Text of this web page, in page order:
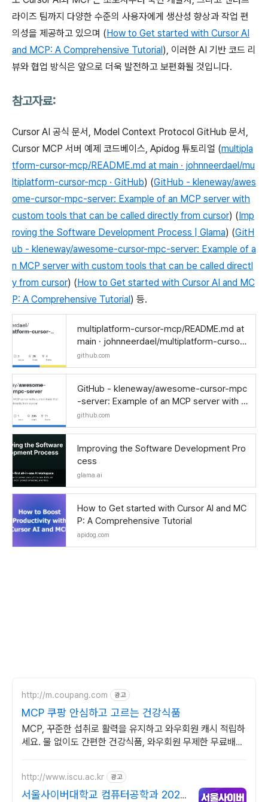
라이즈 팀까지 다양한 수준의 사용자에게 생산성 향상과 작업 편
의성을 제공하고 있으며 (How to Get started with Cursor AI
and MCP: A Comprehensive Tutorial), 이러한 AI 기반 코드 리
뷰와 협업 방식은 앞으로 더욱 발전하고 보편화될 것입니다.
참고자료:
Cursor AI 공식 문서, Model Context Protocol GitHub 문서,
Cursor MCP 서버 예제 코드베이스, Apidog 튜토리얼 (multipla
tform-cursor-mcp/README.md at main · johnneerdael/mu
ltiplatform-cursor-mcp · GitHub) (GitHub - kleneway/awes
ome-cursor-mpc-server: Example of an MCP server with
custom tools that can be called directly from cursor) (Imp
roving the Software Development Process | Glama) (GitH
ub - kleneway/awesome-cursor-mpc-server: Example of a
n MCP server with custom tools that can be called directl
y from cursor) (How to Get started with Cursor AI and MC
P: A Comprehensive Tutorial) 등.
multiplatform-cursor-mcp/README.md at
main · johnneerdael/multiplatform-cursor-
mcp
github.com
GitHub - kleneway/awesome-cursor-mpc
-server: Example of an MCP server with c
ustom tools that can be called directly fro
m cursor
github.com
Improving the Software Development Pro
cess
glama.ai
How to Get started with Cursor AI and MC
P: A Comprehensive Tutorial
apidog.com
http://m.coupang.com 광고
MCP 쿠팡 안심하고 고르는 건강식품
MCP, 꾸준한 섭취로 활력을 유지하고 와우회원 캐시 적립하
세요. 물 없이도 간편한 건강식품, 와우회원 무제한 무료배송
http://www.iscu.ac.kr 광고
서울사이버대학교 컴퓨터공학과 2026